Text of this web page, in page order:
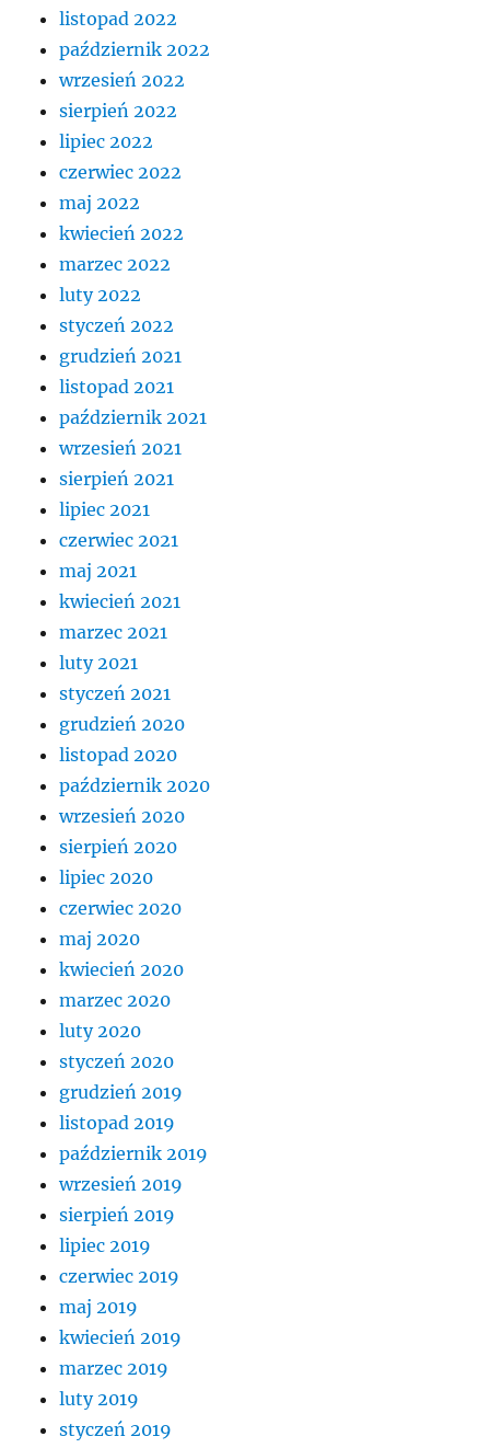
listopad 2022
październik 2022
wrzesień 2022
sierpień 2022
lipiec 2022
czerwiec 2022
maj 2022
kwiecień 2022
marzec 2022
luty 2022
styczeń 2022
grudzień 2021
listopad 2021
październik 2021
wrzesień 2021
sierpień 2021
lipiec 2021
czerwiec 2021
maj 2021
kwiecień 2021
marzec 2021
luty 2021
styczeń 2021
grudzień 2020
listopad 2020
październik 2020
wrzesień 2020
sierpień 2020
lipiec 2020
czerwiec 2020
maj 2020
kwiecień 2020
marzec 2020
luty 2020
styczeń 2020
grudzień 2019
listopad 2019
październik 2019
wrzesień 2019
sierpień 2019
lipiec 2019
czerwiec 2019
maj 2019
kwiecień 2019
marzec 2019
luty 2019
styczeń 2019